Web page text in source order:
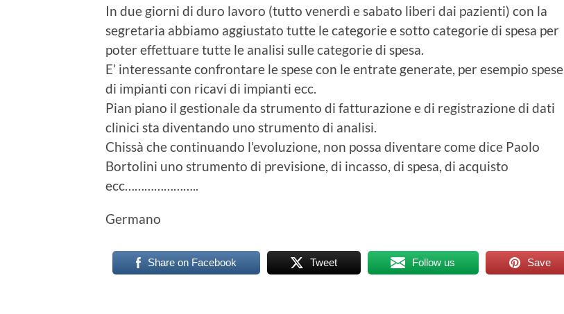
In due giorni di duro lavoro (tutto venerdì e sabato liberi dai pazienti) con la
segretaria abbiamo aggiustato tutte le categorie e sotto categorie di spesa per
poter effettuare tutte le analisi sulle categorie di spesa.
E’ interessante confrontare le spese con le entrate generate, per esempio spese
di impianti con ricavi di impianti ecc.
Pian piano il gestionale da strumento di fatturazione e di registrazione di dati
clinici sta diventando uno strumento di analisi.
Chissà che continuando l’evoluzione, non possa diventare come dice Paolo
Bortolini uno strumento di previsione, di incasso, di spesa, di acquisto
ecc…………………..
Germano
Share on Facebook Tweet Follow us Save